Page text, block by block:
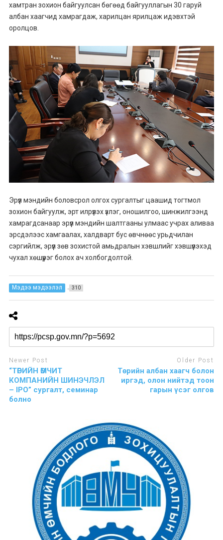
хамтран зохион байгуулсан бөгөөд байгууллагын 30 гаруй
албан хаагчид хамрагдаж, харилцан ярилцаж идэвхтэй
оролцов.
Эрүүл мэндийн боловсрол олгох сургалтыг цаашид тогтмол
зохион байгуулж, эрт илрүүлэх үзлэг, оношилгоо, шинжилгээнд
хамрагдсанаар эрүүл мэндийн шалтгааны улмаас учрах аливаа
эрсдэлээс хамгаалах, халдварт бус өвчнөөс урьдчилан
сэргийлж, эрүүл зөв зохистой амьдралын хэвшлийг хэвшүүлэхэд
чухал хөшүүрэг болох ач холбогдолтой.
Мэдээ мэдээлэл 310
Newer Post
“ТӨРИЙН ӨМЧИТ
КОМПАНИЙН ШИНЭЧЛЭЛ
– IPO” сургалт, семинар
болно
Older Post
Төрийн албан хаагч болон
иргэд, олон нийтэд тоон
гарын үсэг олгов